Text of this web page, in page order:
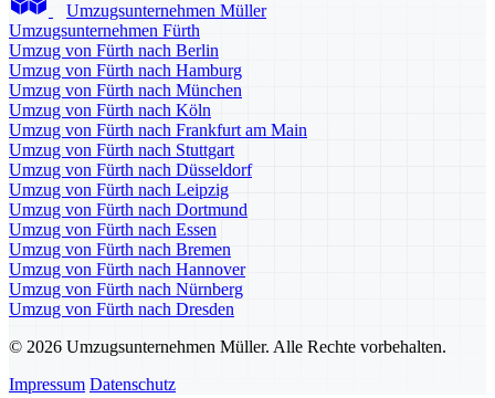
Umzugsunternehmen Müller
Umzugsunternehmen Fürth
Umzug von Fürth nach Berlin
Umzug von Fürth nach Hamburg
Umzug von Fürth nach München
Umzug von Fürth nach Köln
Umzug von Fürth nach Frankfurt am Main
Umzug von Fürth nach Stuttgart
Umzug von Fürth nach Düsseldorf
Umzug von Fürth nach Leipzig
Umzug von Fürth nach Dortmund
Umzug von Fürth nach Essen
Umzug von Fürth nach Bremen
Umzug von Fürth nach Hannover
Umzug von Fürth nach Nürnberg
Umzug von Fürth nach Dresden
© 2026 Umzugsunternehmen Müller. Alle Rechte vorbehalten.
Impressum Datenschutz